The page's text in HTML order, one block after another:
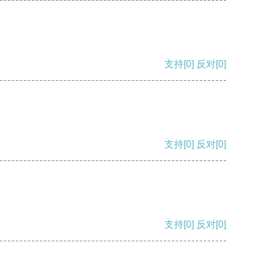
支持[0] 反对[0]
支持[0] 反对[0]
支持[0] 反对[0]